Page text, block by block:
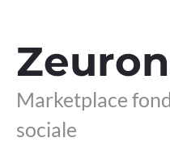
Marketplace
sociale